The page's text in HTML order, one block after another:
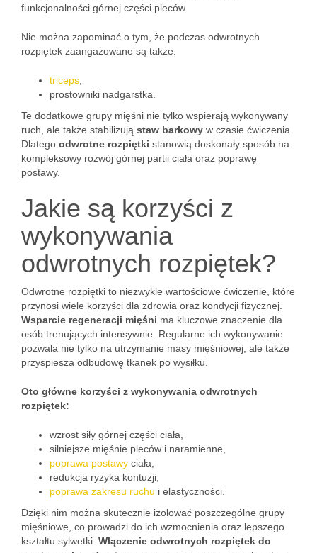
funkcjonalności górnej części pleców.
Nie można zapominać o tym, że podczas odwrotnych
rozpiętek zaangażowane są także:
triceps
prostowniki nadgarstka.
Te dodatkowe grupy mięśni nie tylko wspierają wykonywany
ruch, ale także stabilizują staw barkowy w czasie ćwiczenia.
Dlatego odwrotne rozpiętki stanowią doskonały sposób na
kompleksowy rozwój górnej partii ciała oraz poprawę
postawy.
Jakie są korzyści z
wykonywania
odwrotnych rozpiętek?
Odwrotne rozpiętki to niezwykle wartościowe ćwiczenie, które
przynosi wiele korzyści dla zdrowia oraz kondycji fizycznej.
Wsparcie regeneracji mięśni ma kluczowe znaczenie dla
osób trenujących intensywnie. Regularne ich wykonywanie
pozwala nie tylko na utrzymanie masy mięśniowej, ale także
przyspiesza odbudowę tkanek po wysiłku.
Oto główne korzyści z wykonywania odwrotnych
rozpiętek:
wzrost siły górnej części ciała,
silniejsze mięśnie pleców i naramienne,
poprawa postawy ciała,
redukcja ryzyka kontuzji,
poprawa zakresu ruchu i elastyczności.
Dzięki nim można skutecznie izolować poszczególne grupy
mięśniowe, co prowadzi do ich wzmocnienia oraz lepszego
kształtu sylwetki. Włączenie odwrotnych rozpiętek do